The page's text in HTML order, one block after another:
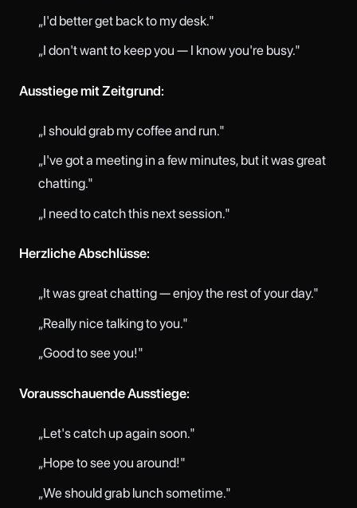
„I'd better get back to my desk."
„I don't want to keep you — I know you're busy."
Ausstiege mit Zeitgrund:
„I should grab my coffee and run."
„I've got a meeting in a few minutes, but it was great
chatting."
„I need to catch this next session."
Herzliche Abschlüsse:
„It was great chatting — enjoy the rest of your day."
„Really nice talking to you."
„Good to see you!"
Vorausschauende Ausstiege:
„Let's catch up again soon."
„Hope to see you around!"
„We should grab lunch sometime."